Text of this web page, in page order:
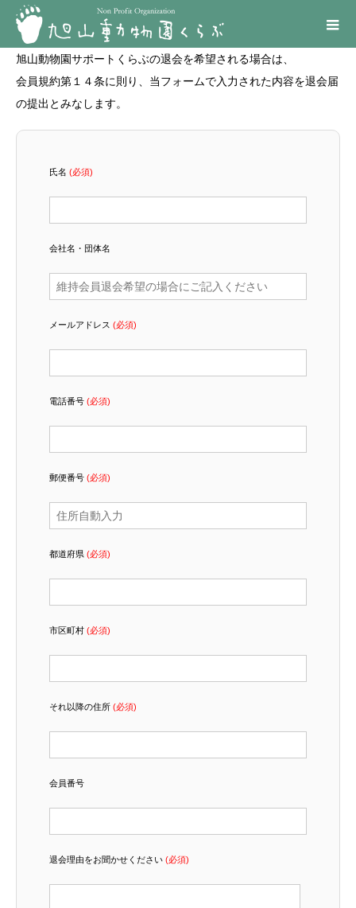
旭山動物園サポートくらぶの退会を希望される場合は、
会員規約第１４条に則り、当フォームで入力された内容を退会届
の提出とみなします。
氏名 (必須)
会社名・団体名
メールアドレス (必須)
電話番号 (必須)
郵便番号 (必須)
都道府県 (必須)
市区町村 (必須)
それ以降の住所 (必須)
会員番号
退会理由をお聞かせください (必須)